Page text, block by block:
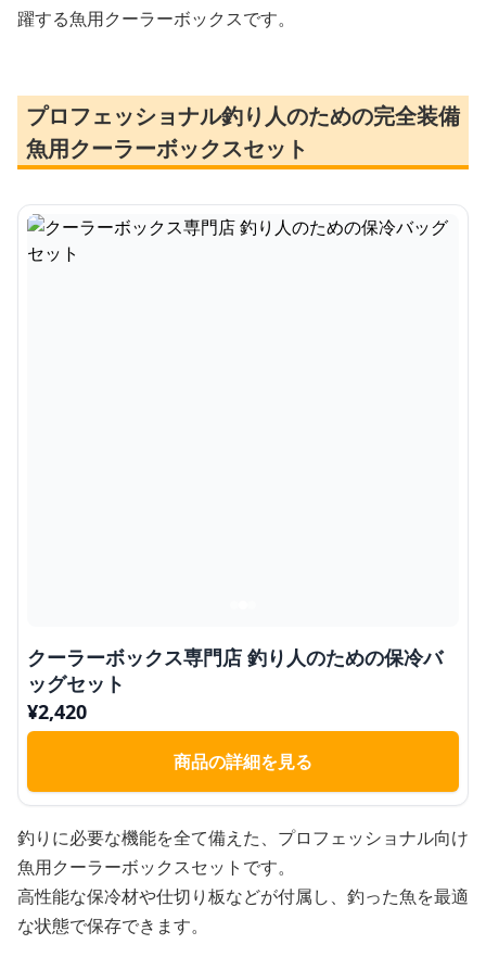
躍する魚用クーラーボックスです。
プロフェッショナル釣り人のための完全装備
魚用クーラーボックスセット
クーラーボックス専門店 釣り人のための保冷バ
ッグセット
¥2,420
商品の詳細を見る
釣りに必要な機能を全て備えた、プロフェッショナル向け
魚用クーラーボックスセットです。
高性能な保冷材や仕切り板などが付属し、釣った魚を最適
な状態で保存できます。